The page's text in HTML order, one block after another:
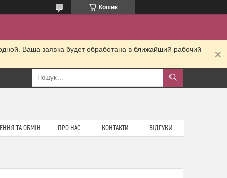
Кошик
Ваша заявка будет обработана в ближайший рабочий
ТА ОБМІН ПРО НАС КОНТАКТИ ВІДГУКИ